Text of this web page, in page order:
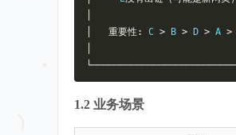
重要性: C > B > D > A >
1.2 业务场景